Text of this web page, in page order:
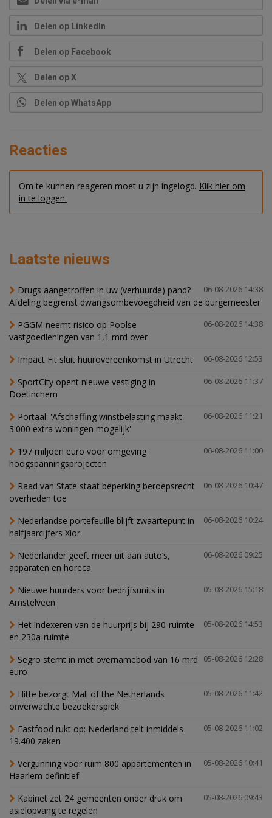
Delen op LinkedIn
Delen op Facebook
Delen op X
Delen op WhatsApp
Reacties
Om te kunnen reageren moet u zijn ingelogd. Klik hier om
in te loggen.
Laatste nieuws
06-08-2026 14:38
Drugs aangetroffen in uw (verhuurde) pand?
Afdeling begrenst dwangsombevoegdheid van de burgemeester
06-08-2026 14:38
PGGM neemt risico op Poolse
vastgoedleningen van 1,1 mrd over
06-08-2026 12:53
Impact Fit sluit huurovereenkomst in Utrecht
06-08-2026 11:37
SportCity opent nieuwe vestiging in
Doetinchem
06-08-2026 11:21
Portaal: 'Afschaffing winstbelasting maakt
3.000 extra woningen mogelijk'
06-08-2026 11:00
197 miljoen euro voor omgeving
hoogspanningsprojecten
06-08-2026 10:47
Raad van State staat beperking beroepsrecht
overheden toe
06-08-2026 10:24
Nederlandse portefeuille blijft zwaartepunt in
halfjaarcijfers Xior
06-08-2026 09:25
Nederlander geeft meer uit aan auto’s,
apparaten en horeca
05-08-2026 15:18
Nieuwe huurders voor bedrijfsunits in
Amstelveen
05-08-2026 14:53
Het indexeren van de huurprijs bij 290-ruimte
en 230a-ruimte
05-08-2026 12:28
Segro stemt in met overnamebod van 16 mrd
euro
05-08-2026 11:42
Hitte bezorgt Mall of the Netherlands
onverwachte bezoekerspiek
05-08-2026 11:02
Fastfood rukt op: Nederland telt inmiddels
19.400 zaken
05-08-2026 10:41
Vergunning voor ruim 800 appartementen in
Haarlem definitief
05-08-2026 09:43
Kabinet zet 24 gemeenten onder druk om
asielopvang te regelen